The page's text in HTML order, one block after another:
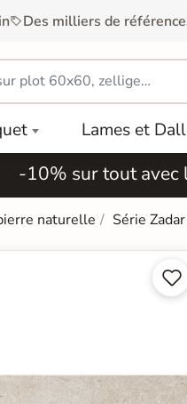
Des milliers de
Lames et
-10% sur tout avec
naturelle Série Zadar

